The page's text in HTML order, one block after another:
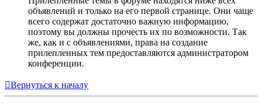
объявлений и только на его первой странице. Они чаще
всего содержат достаточно важную информацию,
поэтому вы должны прочесть их по возможности. Так
же, как и с объявлениями, права на создание
прилепленных тем предоставляются администратором
конференции.
Вернуться к началу